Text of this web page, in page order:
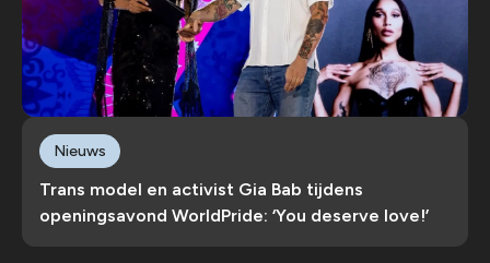
Trans model en activist Gia Bab tijdens
openingsavond WorldPride: ‘You deserve love!’
Nieuws